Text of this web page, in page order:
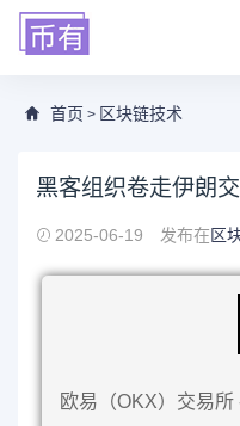
首页 > 区块链技术
黑客组织卷走伊朗
2025-06-19 发布在区
欧易（OKX）交易